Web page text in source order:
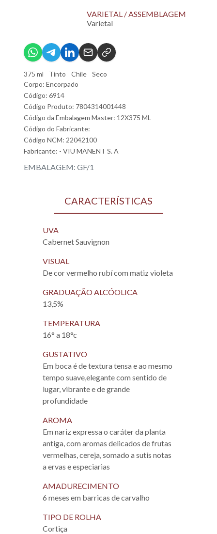
VARIETAL / ASSEMBLAGEM
Varietal
375 ml Tinto Chile
Seco
Corpo: Encorpado
Código: 6914
Código Produto: 7804314001448
Código da Embalagem Master: 12X375 ML
Código do Fabricante:
Código NCM: 22042100
Fabricante: - VIU MANENT S. A
EMBALAGEM: GF/1
CARACTERÍSTICAS
UVA
Cabernet Sauvignon
VISUAL
De cor vermelho rubí com matiz violeta
GRADUAÇÃO ALCÓOLICA
13,5%
TEMPERATURA
16° a 18°c
GUSTATIVO
Em boca é de textura tensa e ao mesmo
tempo suave,elegante com sentido de
lugar, vibrante e de grande
profundidade
AROMA
Em nariz expressa o caráter da planta
antiga, com aromas delicados de frutas
vermelhas, cereja, somado a sutis notas
a ervas e especiarias
AMADURECIMENTO
6 meses em barricas de carvalho
TIPO DE ROLHA
Cortiça